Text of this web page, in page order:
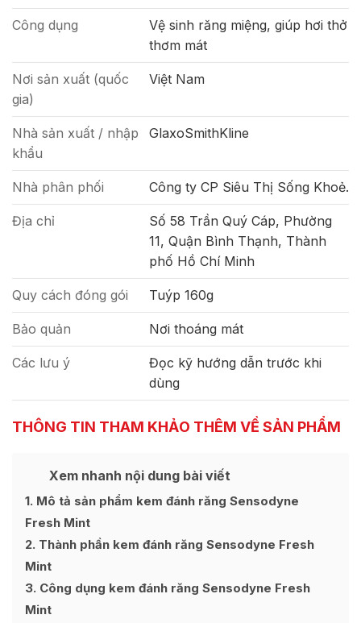
Công dụng
Vệ sinh răng miệng, giúp hơi thở
thơm mát
Nơi sản xuất (quốc
gia)
Việt Nam
Nhà sản xuất / nhập
khẩu
GlaxoSmithKline
Nhà phân phối Công ty CP Siêu Thị Sống Khoẻ.
Địa chỉ
Số 58 Trần Quý Cáp, Phường
11, Quận Bình Thạnh, Thành
phố Hồ Chí Minh
Quy cách đóng gói Tuýp 160g
Bảo quản Nơi thoáng mát
Các lưu ý
Đọc kỹ hướng dẫn trước khi
dùng
THÔNG TIN THAM KHẢO THÊM VỀ SẢN PHẨM
Xem nhanh nội dung bài viết
Ẩn
1 Mô tả sản phẩm kem đánh răng Sensodyne
Fresh Mint
2 Thành phần kem đánh răng Sensodyne Fresh
Mint
3 Công dụng kem đánh răng Sensodyne Fresh
Mint